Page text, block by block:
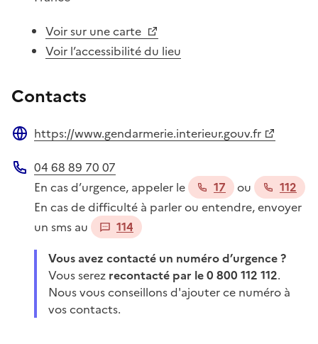
Voir sur une carte
Voir l’accessibilité du lieu
Contacts
https://www.gendarmerie.interieur.gouv.fr
Téléphone
04 68 89 70 07
En cas d’urgence, appeler le
17 ou
112
En cas de difficulté à parler ou entendre, envoyer
un sms au
114
Vous avez contacté un numéro d’urgence ?
Vous serez recontacté par le 0 800 112 112.
Nous vous conseillons d'ajouter ce numéro à
vos contacts.